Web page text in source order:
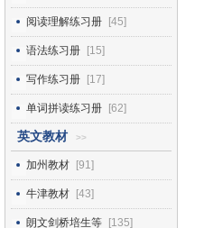
阅读理解练习册 [45]
语法练习册 [15]
写作练习册 [17]
单词拼读练习册 [62]
英文教材 >>
加州教材 [91]
牛津教材 [43]
朗文剑桥培生等 [135]